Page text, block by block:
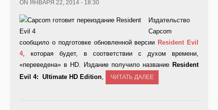
ON ЯНВАРЯ 22, 2014 - 18:30
Издательство
Capcom
сообщило о подготовке обновленной версии Resident Evil
4, которая будет, в соответствии с духом времени,
«переведена» в HD. Издание получило название Resident
Evil 4: Ultimate HD Edition, ЧИТАТЬ ДАЛЕЕ